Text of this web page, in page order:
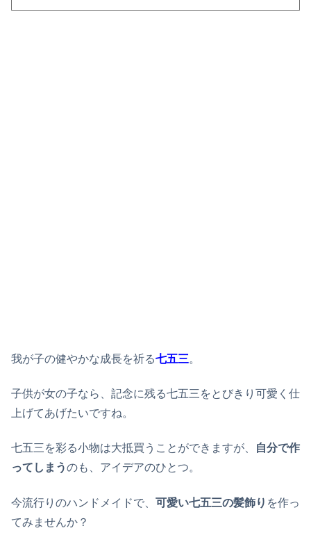
我が子の健やかな成長を祈る七五三。
子供が女の子なら、記念に残る七五三をとびきり可愛く仕
上げてあげたいですね。
七五三を彩る小物は大抵買うことができますが、
自分で作
ってしまうのも、アイデアのひとつ。
今流行りのハンドメイドで、 可愛い七五三の髪飾り を作っ
てみませんか？